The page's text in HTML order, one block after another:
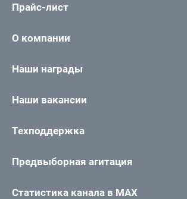
Прайс-лист
О компании
Наши награды
Наши вакансии
Техподдержка
Предвыборная агитация
Статистика канала в MAX